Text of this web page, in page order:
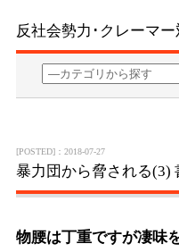
反社会勢力･クレーマー
暴力団から脅される(3)
[POSTED]：2018-07-27
物腰は丁重ですが凄味